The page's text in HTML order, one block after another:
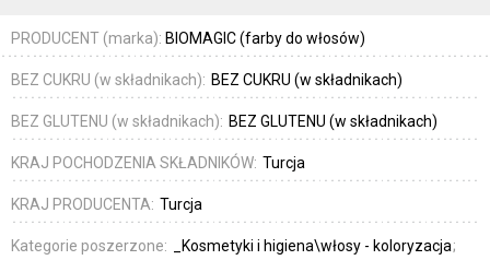
PRODUCENT (marka): BIOMAGIC (farby do włosów)
BEZ CUKRU (w składnikach): BEZ CUKRU (w składnikach)
BEZ GLUTENU (w składnikach): BEZ GLUTENU (w składnikach)
KRAJ POCHODZENIA SKŁADNIKÓW: Turcja
KRAJ PRODUCENTA: Turcja
Kategorie poszerzone:
_Kosmetyki i higiena\włosy - koloryzacja